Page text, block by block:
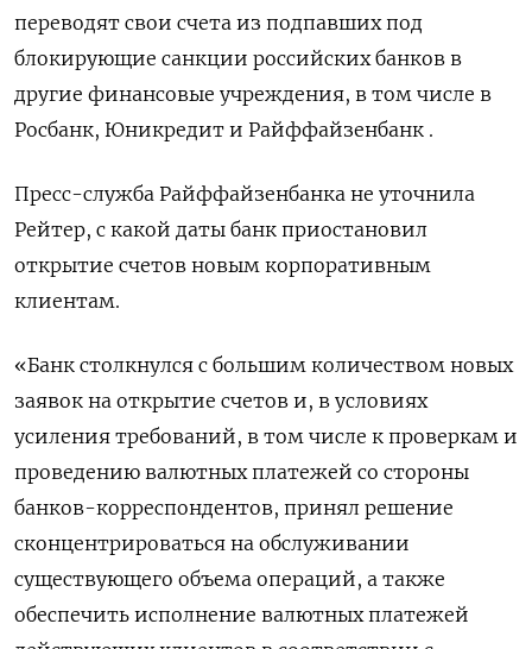
переводят свои счета из подпавших под
блокирующие санкции российских банков в
другие финансовые учреждения, в том числе в
Росбанк, Юникредит и Райффайзенбанк .
Пресс-служба Райффайзенбанка не уточнила
Рейтер, с какой даты банк приостановил
открытие счетов новым корпоративным
клиентам.
«Банк столкнулся с большим количеством новых
заявок на открытие счетов и, в условиях
усиления требований, в том числе к проверкам и
проведению валютных платежей со стороны
банков-корреспондентов, принял решение
сконцентрироваться на обслуживании
существующего объема операций, а также
обеспечить исполнение валютных платежей